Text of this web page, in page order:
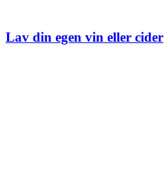
Lav din egen vin eller cider